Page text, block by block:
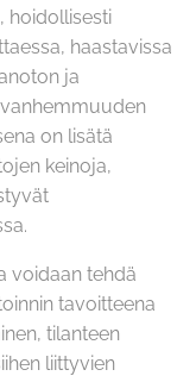
hoidollisesti
haastavissa
ja
on lisätä
keinoja,
voidaan tehdä
tavoitteena
tilanteen
liittyvien